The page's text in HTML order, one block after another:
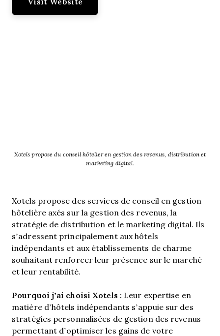
Xotels propose du conseil hôtelier en gestion des revenus, distribution et
marketing digital.
Xotels propose des services de conseil en gestion
hôtelière axés sur la gestion des revenus, la
stratégie de distribution et le marketing digital. Ils
s’adressent principalement aux hôtels
indépendants et aux établissements de charme
souhaitant renforcer leur présence sur le marché
et leur rentabilité.
Pourquoi j’ai choisi Xotels : Leur expertise en
matière d’hôtels indépendants s’appuie sur des
stratégies personnalisées de gestion des revenus
permettant d’optimiser les gains de votre